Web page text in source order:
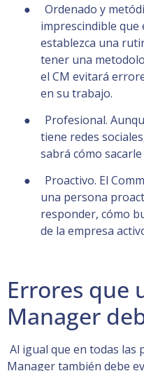
● Ordenado y
imprescindible
establezca una
tener una
el CM evitará
en su trabajo.
● Profesional.
tiene redes
sabrá cómo
● Proactivo. El
una persona
responder, cómo
de la empresa
Errores que
Manager
Al igual que en todas las
Manager también debe